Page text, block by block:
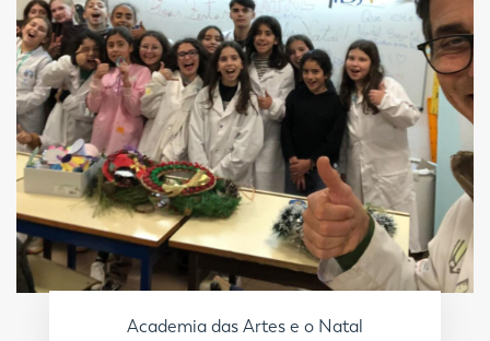
Academia das Artes e o Natal